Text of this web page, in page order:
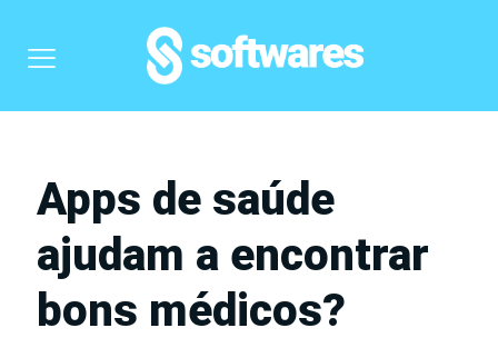
Apps de saúde
ajudam a encontrar
bons médicos?